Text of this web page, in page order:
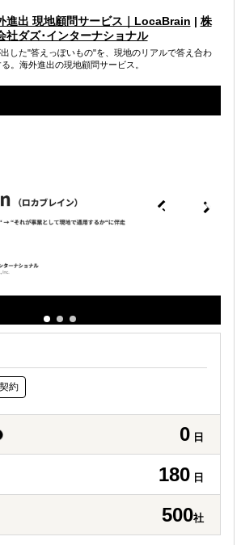
海外進出戦略・事業計画立案
形態を知りたい
進出 現地顧問サービス｜LocaBrain | 株
社ダズ･インターナショナル
した"答えっぽいもの"を、現地のリアルで答え合わ
。海外進出の現地顧問サービス。
約
0 日
180 日
500社